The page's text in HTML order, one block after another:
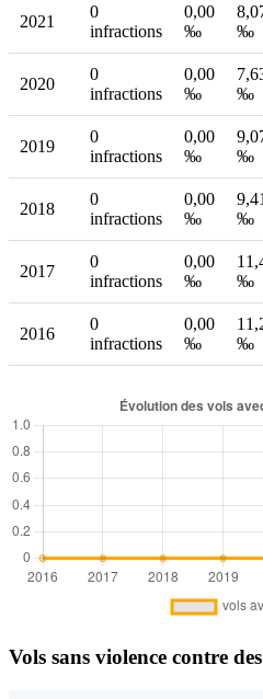
2021
0
infractions
0,00
‰
‰
2020
0
infractions
0,00
‰
‰
2019
0
infractions
0,00
‰
‰
2018
0
infractions
0,00
‰
9,41
‰
2017
0
infractions
0,00
‰
‰
2016
0
infractions
0,00
‰
‰
Vols sans violence contre